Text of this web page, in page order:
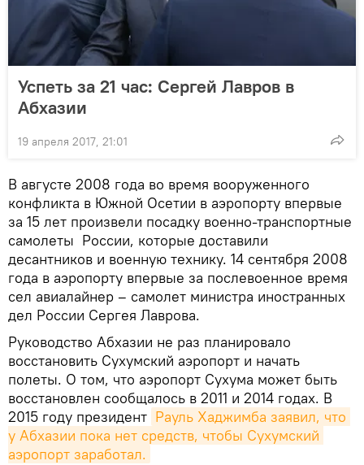
Успеть за 21 час: Сергей Лавров в
Абхазии
19 апреля 2017, 21:01
В августе 2008 года во время вооруженного
конфликта в Южной Осетии в аэропорту впервые
за 15 лет произвели посадку военно-транспортные
самолеты России, которые доставили
десантников и военную технику. 14 сентября 2008
года в аэропорту впервые за послевоенное время
сел авиалайнер – самолет министра иностранных
дел России Сергея Лаврова.
Руководство Абхазии не раз планировало
восстановить Сухумский аэропорт и начать
полеты. О том, что аэропорт Сухума может быть
восстановлен сообщалось в 2011 и 2014 годах. В
2015 году президент Рауль Хаджимба заявил, что
у Абхазии пока нет средств, чтобы Сухумский
аэропорт заработал.